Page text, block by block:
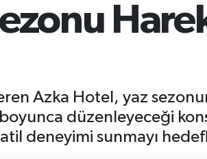
Azka Hotel, yaz
düzenleyeceği
deneyimi sunmayı